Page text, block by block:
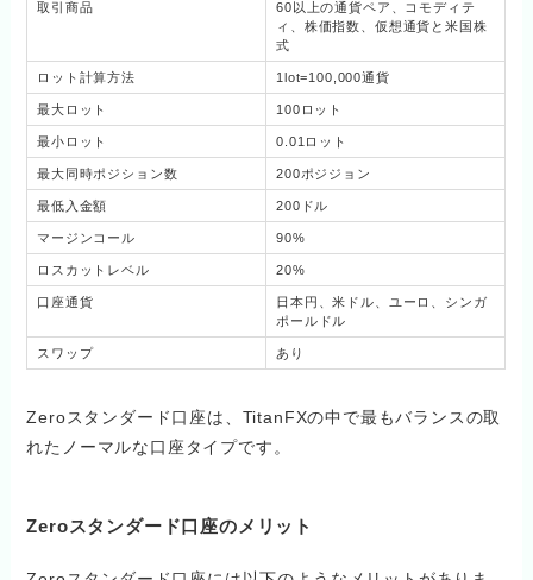
取引商品
60以上の通貨ペア、コモディテ
ィ、株価指数、仮想通貨と米国株
式
ロット計算方法 1lot=100,000通貨
最大ロット 100ロット
最小ロット 0.01ロット
最大同時ポジション数 200ポジジョン
最低入金額 200ドル
マージンコール 90%
ロスカットレベル 20%
口座通貨
日本円、米ドル、ユーロ、シンガ
ポールドル
スワップ あり
Zeroスタンダード口座は、TitanFXの中で最もバランスの取
れたノーマルな口座タイプです。
Zeroスタンダード口座のメリット